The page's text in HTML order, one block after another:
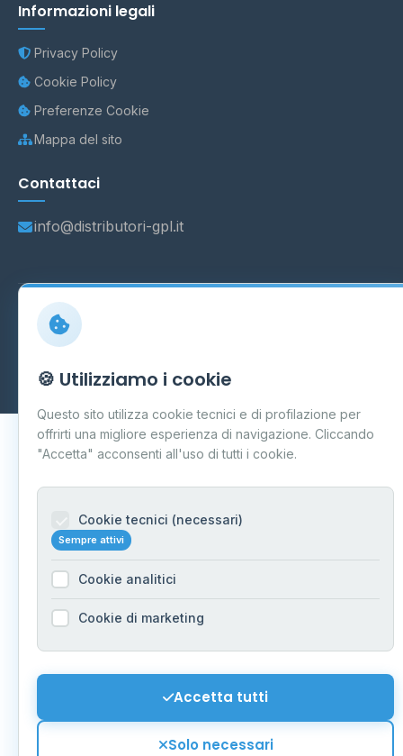
Informazioni legali
Privacy Policy
Cookie Policy
Preferenze Cookie
Mappa del sito
Contattaci
info@distributori-gpl.it
© 2026 - Distributori di GPL -
Dati forniti da
Aggiornamento quotidiano
🍪 Utilizziamo i cookie
Questo sito utilizza cookie tecnici e di profilazione per
offrirti una migliore esperienza di navigazione. Cliccando
"Accetta" acconsenti all'uso di tutti i cookie.
Cookie tecnici (necessari)
Sempre attivi
Cookie analitici
Cookie di marketing
Accetta tutti
Solo necessari